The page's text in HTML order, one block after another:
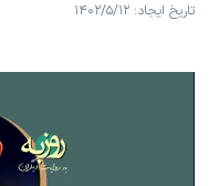
تاریخ ایجاد: ۱۴۰۲/۵/۱۲